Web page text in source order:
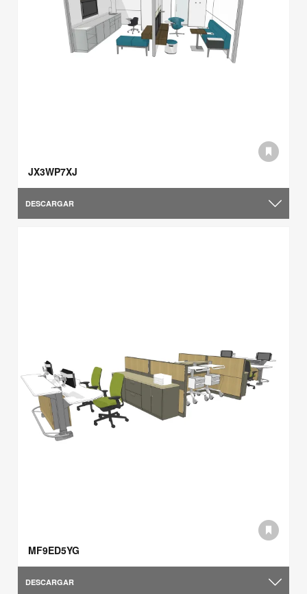
JX3WP7XJ
DESCARGAR
MF9ED5YG
DESCARGAR